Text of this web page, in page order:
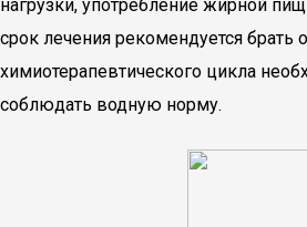
нагрузки, употребление жирной
срок лечения рекомендуется брать
химиотерапевтического цикла
соблюдать водную норму.